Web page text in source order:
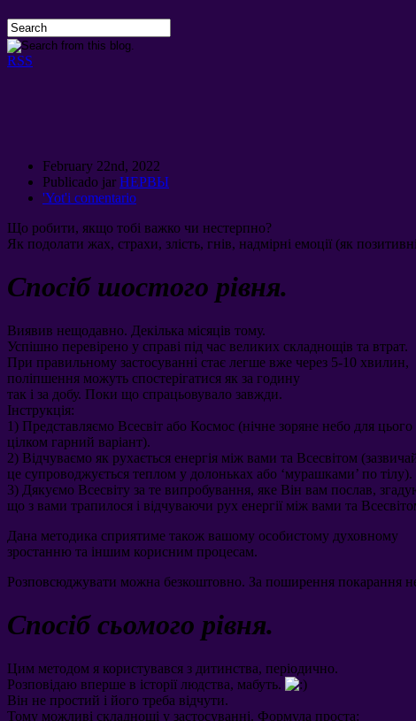
RSS
February 22nd, 2022
Publicado jar НЕРВЫ
'Yot'i comentario
Що робити, якщо тобі важко чи нестерпно?
Як подолати жах, страхи, злість, гнів, надмірні емоції (як позитивні
Спосіб шостого рівня.
Виявив нещодавно. Декілька місяців тому.
Успішно перевірено у справі під час великих складнощів та втрат.
При правильному застосуванні стає легше вже через 5-10 хвилин,
поліпшення можуть спостерігатися як за годину
так і за добу. Поки що спрацьовувало завжди.
Інструкція:
1) Представляємо Всесвіт або Космос (нічне зоряне небо для цього
цілком гарний варіант).
2) Відчуваємо як рухається енергія між вами та Всесвітом (
це супроводжується теплом у долоньках або ‘мурашками’ по тілу).
3) Дякуємо Всесвіту за те випробування, яке Він вам послав,
що з вами трапилося і відчуваючи рух енергії між вами та
Дана методика сприятиме також вашому особистому духовному
зростанню та іншим корисним процесам.
Розповсюджувати можна безкоштовно. За поширення покарання
Спосіб сьомого рівня.
Цим методом я користувався з дитинства, періодично.
Розповідаю вперше в історії людства, мабуть.
Він не простий і його треба відчути.
Тому можливі складнощі у застосуванні. Формула проста: